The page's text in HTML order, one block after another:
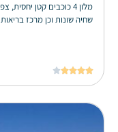
מלון 4 כוכבים קטן
שחיה שונות וכן מרכז




